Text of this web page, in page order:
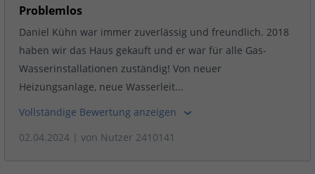
Problemlos
Daniel Kühn war immer zuverlässig und freundlich. 2018
haben wir das Haus gekauft und er war für alle Gas-
Wasserinstallationen zuständig! Von neuer
Heizungsanlage, neue Wasserleit...
Vollständige Bewertung anzeigen
02.04.2024 | von Nutzer 2410141